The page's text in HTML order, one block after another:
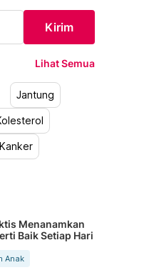
Kirim
Lihat Semua
Jantung
Kanker
Menanamkan
Baik Setiap Hari
Anak